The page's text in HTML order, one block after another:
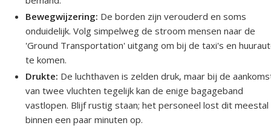
Bewegwijzering: De borden zijn verouderd en soms
onduidelijk. Volg simpelweg de stroom mensen naar de
'Ground Transportation' uitgang om bij de taxi's en
te komen.
Drukte: De luchthaven is zelden druk, maar bij de
van twee vluchten tegelijk kan de enige bagageband
vastlopen. Blijf rustig staan; het personeel lost dit meestal
binnen een paar minuten op.